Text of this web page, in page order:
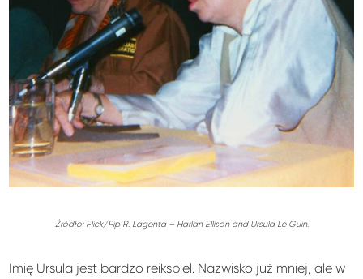
Źródło: Flick/Pip R. Lagenta – Harlan Ellison and Ursula Le Guin.
Imię Ursula jest bardzo reikspiel. Nazwisko już mniej, ale w